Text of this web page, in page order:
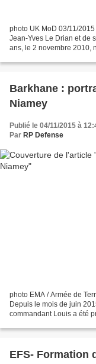
photo UK MoD 03/11/
Jean-Yves Le Drian et de
ans, le 2 novembre 2010,
Barkhane :
Niamey
Publié le 04/11/2015 à
Par RP Defense
photo EMA / Armée de
Depuis le mois de juin
commandant Louis a été
EFS- Formation